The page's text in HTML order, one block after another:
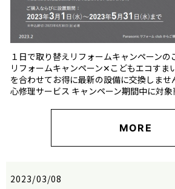
１日で取り替えリフォームキャンペーンの
リフォームキャンペーン✕こどもエコすま
を合わせてお得に最新の設備に交換しま
心修理サービス キャンペーン期間中に対
MORE
2023/03/08